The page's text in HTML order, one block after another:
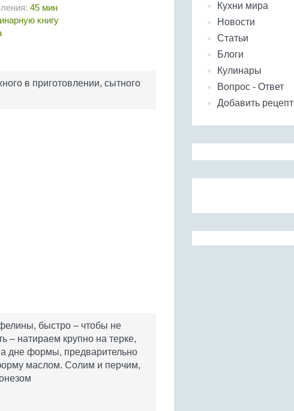
45 мин
книгу
в приготовлении, сытного
быстро – чтобы не
– натираем крупно на терке,
дне формы, предварительно
маслом. Солим и перчим,
Кухни мира
Новости
Статьи
Блоги
Кулинары
Вопрос - Ответ
Добавить рецепт